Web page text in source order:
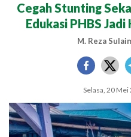
Cegah Stunting
Edukasi PHBS
M. Reza
Selasa, 20